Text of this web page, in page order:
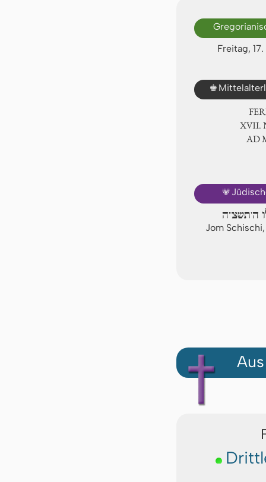
Freitag,
♚
ⅩⅦ.
AD
🕎
ה'תשצ"ה
Jom